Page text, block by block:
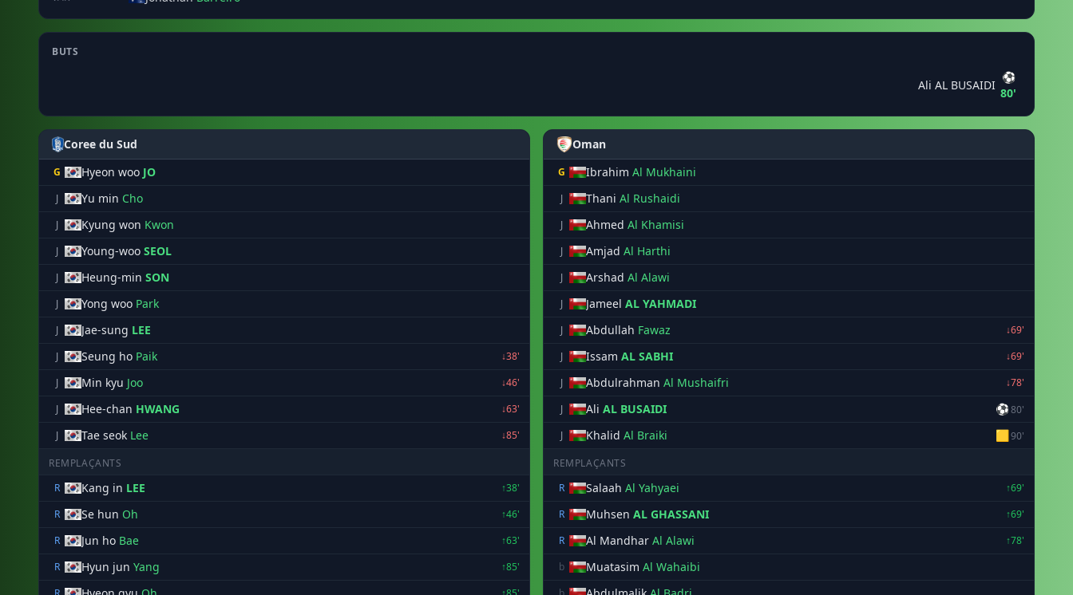
BUTS
Ali AL BUSAIDI
⚽
80'
Coree du Sud
G Hyeon woo JO
J Yu min Cho
J Kyung won Kwon
J Young-woo SEOL
J Heung-min SON
J Yong woo Park
J Jae-sung LEE
J Seung ho Paik
↓38'
J
Min kyu Joo
↓46'
J
Hee-chan HWANG
↓63'
J
Tae seok Lee ↓85'
REMPLAÇANTS
R
Kang in LEE
↑38'
R
Se hun Oh
↑46'
R
Jun ho Bae
↑63'
R
Hyun jun Yang
↑85'
Oman
G Ibrahim Al Mukhaini
J Thani Al Rushaidi
J Ahmed Al Khamisi
J Amjad Al Harthi
J Arshad Al Alawi
J Jameel AL YAHMADI
J Abdullah Fawaz
↓69'
J
Issam AL SABHI
↓69'
J
Abdulrahman Al Mushaifri
↓78'
J
Ali AL BUSAIDI ⚽80'
J
Khalid Al Braiki 🟨90'
REMPLAÇANTS
R
Salaah Al Yahyaei
↑69'
R
Muhsen AL GHASSANI
↑69'
R
Al Mandhar Al Alawi
↑78'
b
Muatasim Al Wahaibi